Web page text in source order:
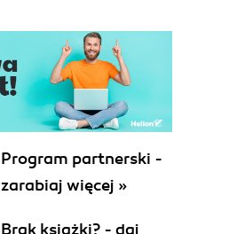
Program partnerski -
zarabiaj więcej »
Brak książki? - daj